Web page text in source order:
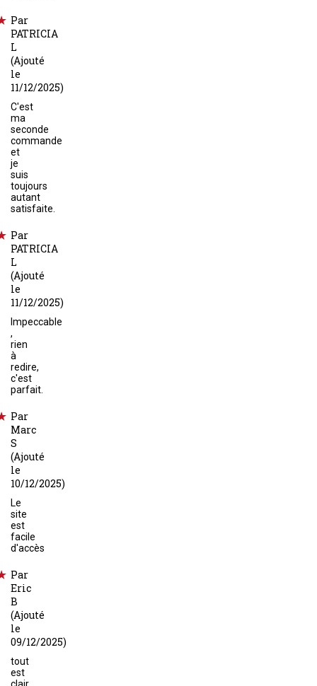
Par
PATRICIA
L
(Ajouté
le
11/12/2025)
C'est
ma
seconde
commande
et
je
suis
toujours
autant
satisfaite.
Par
PATRICIA
L
(Ajouté
le
11/12/2025)
Impeccable
,
rien
à
redire,
c'est
parfait.
Par
Marc
S
(Ajouté
le
10/12/2025)
Le
site
est
facile
d'accès
Par
Eric
B
(Ajouté
le
09/12/2025)
tout
est